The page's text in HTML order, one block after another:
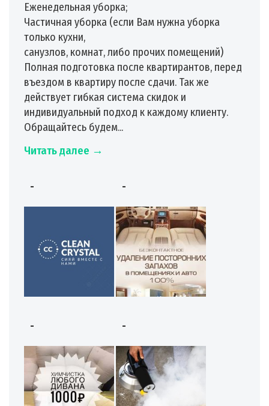
Еженедельная уборка;
Частичная уборка (если Вам нужна уборка
только кухни,
санузлов, комнат, либо прочих помещений)
Полная подготовка после квартирантов, перед
въездом в квартиру после сдачи. Так же
действует гибкая система скидок и
индивидуальный подход к каждому клиенту.
Обращайтесь будем...
Читать далее →
- -
- -